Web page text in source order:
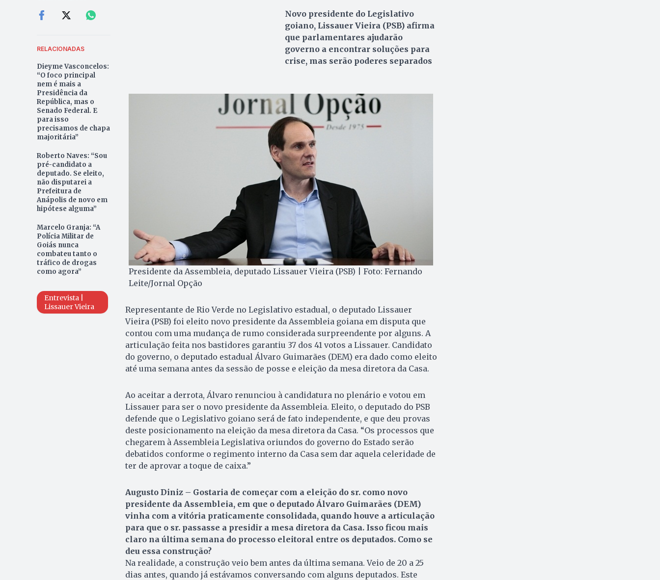
RELACIONADAS
Dieyme Vasconcelos:
“O foco principal
nem é mais a
Presidência da
República, mas o
Senado Federal. E
para isso
precisamos de chapa
majoritária”
Roberto Naves: “Sou
pré-candidato a
deputado. Se eleito,
não disputarei a
Prefeitura de
Anápolis de novo em
hipótese alguma”
Marcelo Granja: “A
Polícia Militar de
Goiás nunca
combateu tanto o
tráfico de drogas
como agora”
Entrevista |
Lissauer Vieira
Novo presidente do Legislativo
goiano, Lissauer Vieira (PSB) afirma
que parlamentares ajudarão
governo a encontrar soluções para
crise, mas serão poderes separados
Presidente da Assembleia, deputado Lissauer Vieira (PSB) | Foto: Fernando
Leite/Jornal Opção
Representante de Rio Verde no Legislativo estadual, o deputado Lissauer
Vieira (PSB) foi eleito novo presidente da Assembleia goiana em disputa que
contou com uma mudança de rumo considerada surpreendente por alguns. A
articulação feita nos bastidores garantiu 37 dos 41 votos a Lissauer. Candidato
do governo, o deputado estadual Álvaro Guimarães (DEM) era dado como eleito
até uma semana antes da sessão de posse e eleição da mesa diretora da Casa.
Ao aceitar a derrota, Álvaro renunciou à candidatura no plenário e votou em
Lissauer para ser o novo presidente da Assembleia. Eleito, o deputado do PSB
defende que o Legislativo goiano será de fato independente, e que deu provas
deste posicionamento na eleição da mesa diretora da Casa. “Os processos que
chegarem à Assembleia Legislativa oriundos do governo do Estado serão
debatidos conforme o regimento interno da Casa sem dar aquela celeridade de
ter de aprovar a toque de caixa.”
Augusto Diniz – Gostaria de começar com a eleição do sr. como novo
presidente da Assembleia, em que o deputado Álvaro Guimarães (DEM)
vinha com a vitória praticamente consolidada, quando houve a articulação
para que o sr. passasse a presidir a mesa diretora da Casa. Isso ficou mais
claro na última semana do processo eleitoral entre os deputados. Como se
deu essa construção?
Na realidade, a construção veio bem antes da última semana. Veio de 20 a 25
dias antes, quando já estávamos conversando com alguns deputados. Este